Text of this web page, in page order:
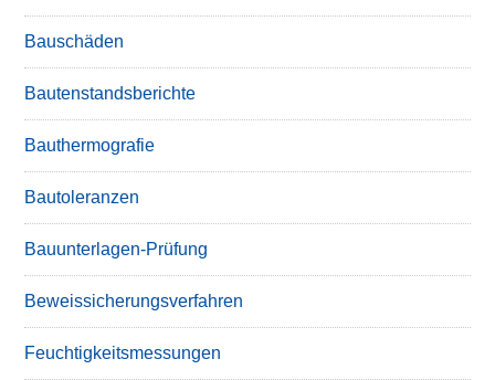
Bauschäden
Bautenstandsberichte
Bauthermografie
Bautoleranzen
Bauunterlagen-Prüfung
Beweissicherungsverfahren
Feuchtigkeitsmessungen